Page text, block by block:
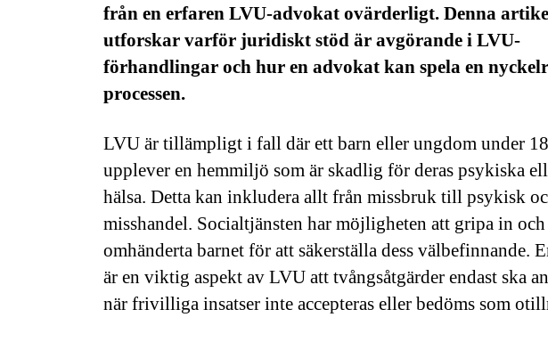
från en erfaren LVU-advokat ovärderligt. Denna
utforskar varför juridiskt stöd är avgörande i LVU-
förhandlingar och hur en advokat kan spela en
processen.
LVU är tillämpligt i fall där ett barn eller ungdom under
upplever en hemmiljö som är skadlig för deras psykiska
hälsa. Detta kan inkludera allt från missbruk till psykisk
misshandel. Socialtjänsten har möjligheten att gripa in och
omhänderta barnet för att säkerställa dess välbefinnande.
är en viktig aspekt av LVU att tvångsåtgärder endast ska
när frivilliga insatser inte accepteras eller bedöms som